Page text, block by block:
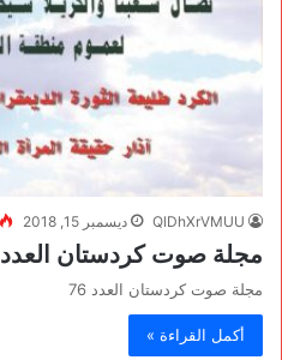
QlDhXrVMUU ديسمبر 15, 2018
مجلة صوت كردستان العدد 76
مجلة صوت كردستان العدد 76
أكمل القراءة »